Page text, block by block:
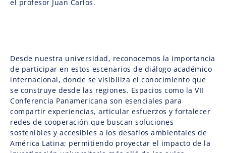
el profesor Juan Carlos.
Desde nuestra universidad, reconocemos la importancia
de participar en estos escenarios de diálogo académico
internacional, donde se visibiliza el conocimiento que
se construye desde las regiones. Espacios como la VII
Conferencia Panamericana son esenciales para
compartir experiencias, articular esfuerzos y fortalecer
redes de cooperación que buscan soluciones
sostenibles y accesibles a los desafíos ambientales de
América Latina; permitiendo proyectar el impacto de la